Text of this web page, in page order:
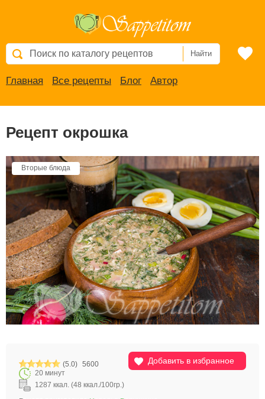
Найти
Главная Все рецепты Блог Автор
Рецепт окрошка
Вторые блюда
Добавить в избранное
(5.0) 5600
20 минут
1287 ккал. (48 ккал./100гр.)